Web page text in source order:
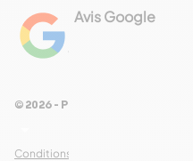
Avis Google
Conditions Générales de Ventes
© 2026 - Pour Les Gourmets